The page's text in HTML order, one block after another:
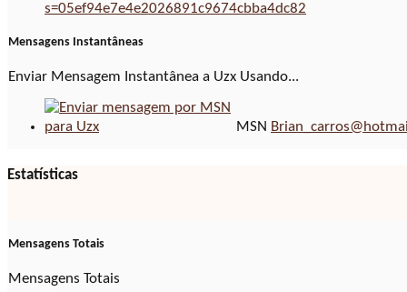
s=05ef94e7e4e2026891c9674cbba4dc82
Mensagens Instantâneas
Enviar Mensagem Instantânea a Uzx Usando...
MSN
Estatísticas
Mensagens Totais
Mensagens Totais